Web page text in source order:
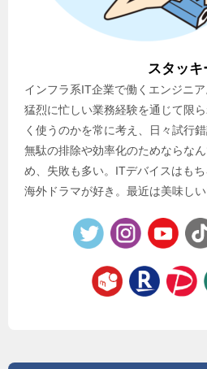
スタッキ
インフラ系IT企業で働くエンジニア
猛烈に忙しい業務経験を通じて限
く使うのかを常に考え、日々試行錯
無駄の排除や効率化のためならな
め、失敗も多い。ITデバイスはもち
海外ドラマが好き。最近は美味しい